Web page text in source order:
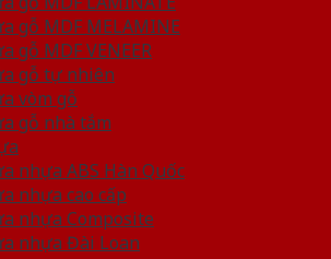
gỗ MDF MELAMINE
gỗ MDF VENEER
gỗ tự nhiên
vòm gỗ
gỗ nhà tắm
nhựa ABS Hàn Quốc
nhựa cao cấp
nhựa Composite
nhựa Đài Loan